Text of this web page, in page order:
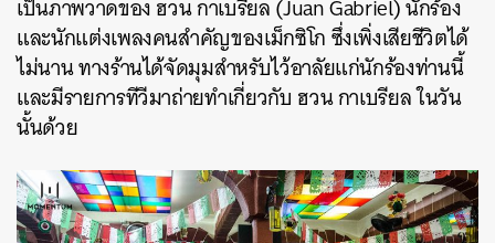
เป็นภาพวาดของ ฮวน กาเบรียล (Juan Gabriel) นักร้อง
และนักแต่งเพลงคนสำคัญของเม็กซิโก ซึ่งเพิ่งเสียชีวิตได้
ไม่นาน ทางร้านได้จัดมุมสำหรับไว้อาลัยแก่นักร้องท่านนี้
และมีรายการทีวีมาถ่ายทำเกี่ยวกับ ฮวน กาเบรียล ในวัน
นั้นด้วย